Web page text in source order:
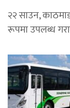
२२ साउन,
रूपमा उपलब्ध